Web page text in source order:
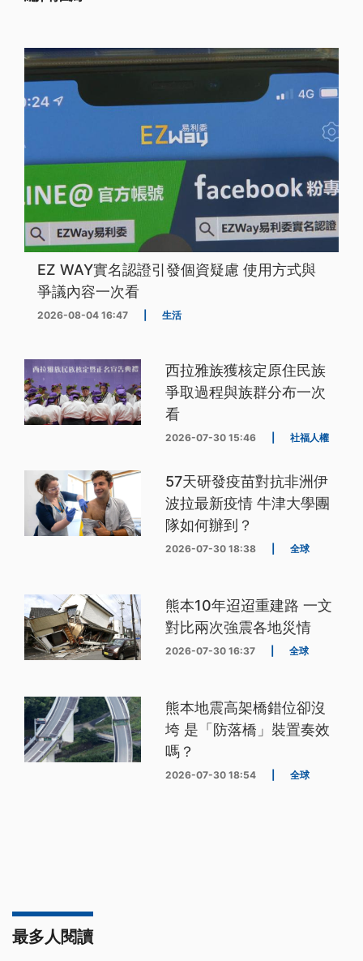
EZ WAY實名認證引發個資疑慮 使用方式與
爭議內容一次看
2026-08-04 16:47 生活
西拉雅族獲核定原住民族
爭取過程與族群分布一次
看
2026-07-30 15:46 社福人權
57天研發疫苗對抗非洲伊
波拉最新疫情 牛津大學團
隊如何辦到？
2026-07-30 18:38 全球
熊本10年迢迢重建路 一文
對比兩次強震各地災情
2026-07-30 16:37 全球
熊本地震高架橋錯位卻沒
垮 是「防落橋」裝置奏效
嗎？
2026-07-30 18:54 全球
最多人閱讀